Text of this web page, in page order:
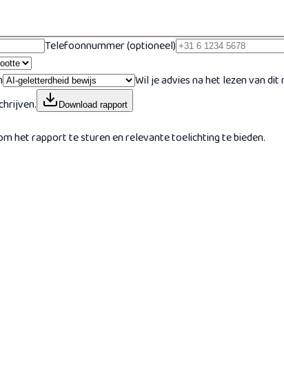
Telefoonnummer (optioneel)
Wil je advies na het lezen van
Download rapport
het rapport te sturen en relevante toelichting te bieden.